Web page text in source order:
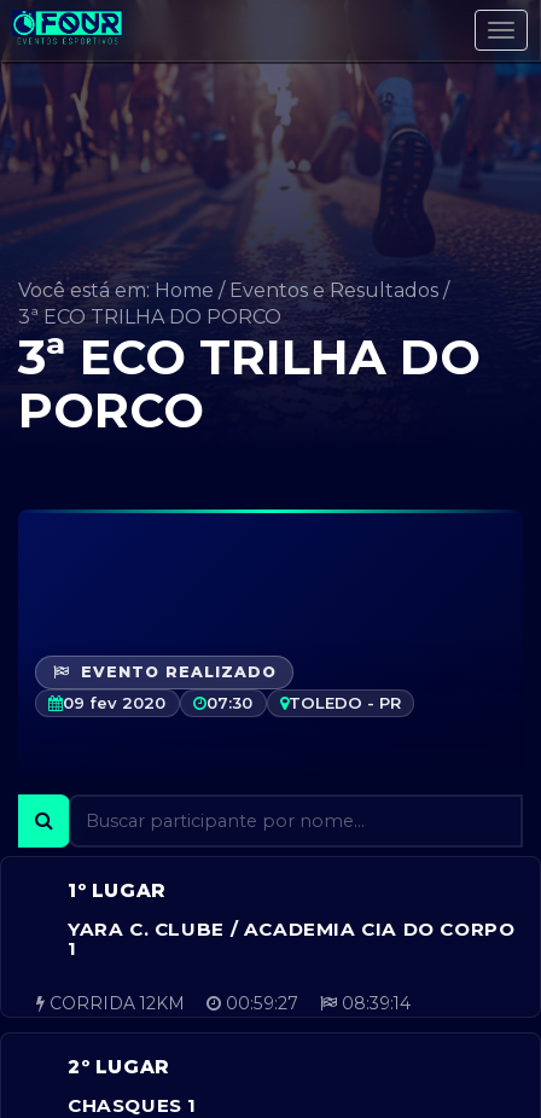
Você está em: Home / Eventos e Resultados /
3ª ECO TRILHA DO PORCO
3ª ECO TRILHA DO
PORCO
EVENTO REALIZADO
09 fev 2020 07:30 TOLEDO - PR
1º LUGAR
YARA C. CLUBE / ACADEMIA CIA DO CORPO
1
CORRIDA 12KM 00:59:27 08:39:14
2º LUGAR
CHASQUES 1